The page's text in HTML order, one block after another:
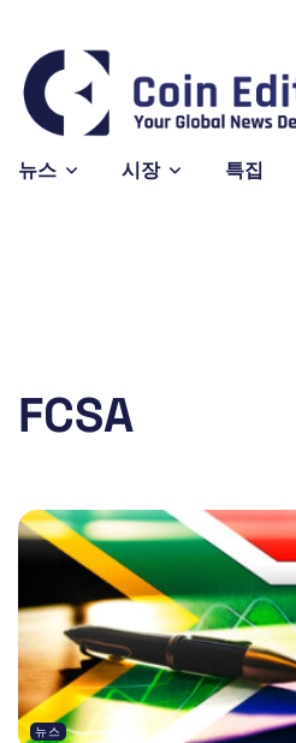
$0.200596
4.78%
Solana
뉴스 시장 특집
FCSA
뉴스